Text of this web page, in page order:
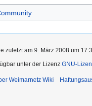
zuletzt am 9. März 2008 um
unter der Lizenz GNU-
Weimarnetz Wiki